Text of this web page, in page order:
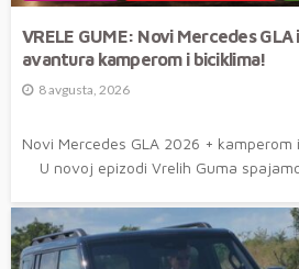
VRELE GUME: Novi Mercedes
avantura kamperom i biciklima!
8 avgusta, 2026
Novi Mercedes GLA 2026 +
U novoj epizodi Vrelih Guma spajamo